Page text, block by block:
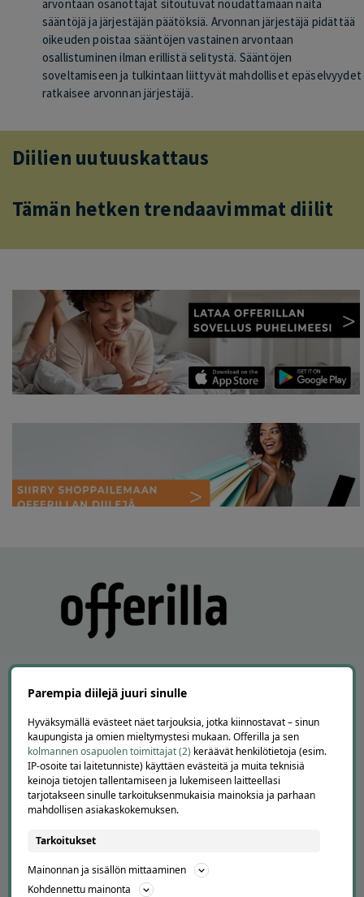
arvontaan osanottajat sitoutuvat noudattamaan näitä
sääntöjä ja järjestäjän päätöksiä. Arvonnan järjestäjä pidättää
oikeuden poistaa sääntöjen vastainen arvontaan
osallistuminen ilman erillistä selitystä. Sääntöjen
soveltamiseen ja tulkintaan liittyvät mahdolliset epäselvyydet
ratkaisee arvonnan järjestäjä.
Diilien uutuuskattaus
Tämän hetken trendaavimmat diilit
APUA JA NEUVOJA
Peruuta tilaus
Asiakaspalvelu
Kuinka Offerilla toimii
Usein kysytyt kysymykset
Tietoa meistä
Parempia diilejä juuri sinulle
Hyväksymällä evästeet näet tarjouksia, jotka kiinnostavat – sinun
kaupungista ja omien mieltymystesi mukaan. Offerilla ja sen
kolmannen osapuolen toimittajat (2) keräävät henkilötietoja (esim.
IP-osoite tai laitetunniste) käyttäen evästeitä ja muita teknisiä
keinoja tietojen tallentamiseen ja lukemiseen laitteellasi
tarjotakseen sinulle tarkoituksenmukaisia mainoksia ja parhaan
mahdollisen asiakaskokemuksen.
Tarkoitukset
Mainonnan ja sisällön mittaaminen
Kohdennettu mainonta